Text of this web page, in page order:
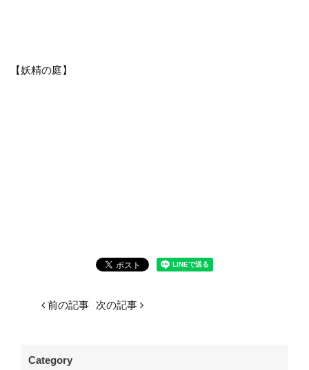
【妖精の庭】
前の記事 次の記事
Category